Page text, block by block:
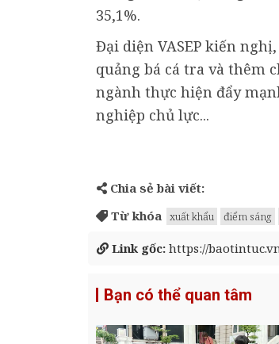
35,1%.
Đại diện VASEP kiến
quảng bá cá tra và thêm
ngành thực hiện đẩy
nghiệp chủ lực...
Chia sẻ bài viết:
Từ khóa
xuất khẩu điểm sáng
Link gốc: https://
Bạn có thể quan tâm